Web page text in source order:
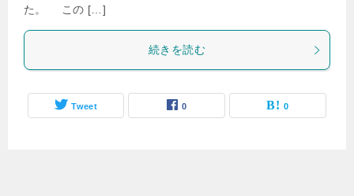
た。 この […]
続きを読む
Tweet 0 0